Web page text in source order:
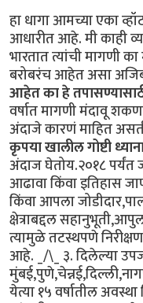
हा धागा आमच्या एका
आधारीत आहे. मी काही
भारतात त्यांची मागणी
बरोबरंच आहेत असा
आहेत का हे
वर्षात मागणी मंदावू
अंदाजे कारणं माहित
कृपया खालील गोष्टी
अंदाज घेतोय.२०१८ पर्यंत
आढावा किंवा इतिहास
किंवा आपला
क्षेत्राबद्दल
त्यामुळे तटस्थपणे
आहे. _/\_ ३. दिलेल्या
येत्या १५ वर्षातील